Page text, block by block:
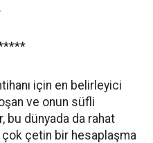
için en belirleyici
ve onun süfli
bu dünyada da rahat
çetin bir hesaplaşma